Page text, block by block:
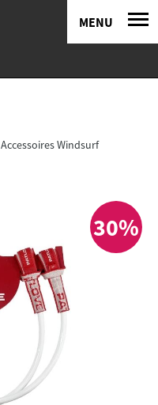
MENU
Accessoires Windsurf
30%